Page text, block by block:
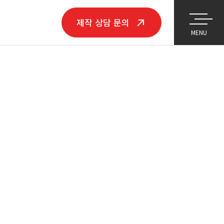
제작 상담 문의
MENU